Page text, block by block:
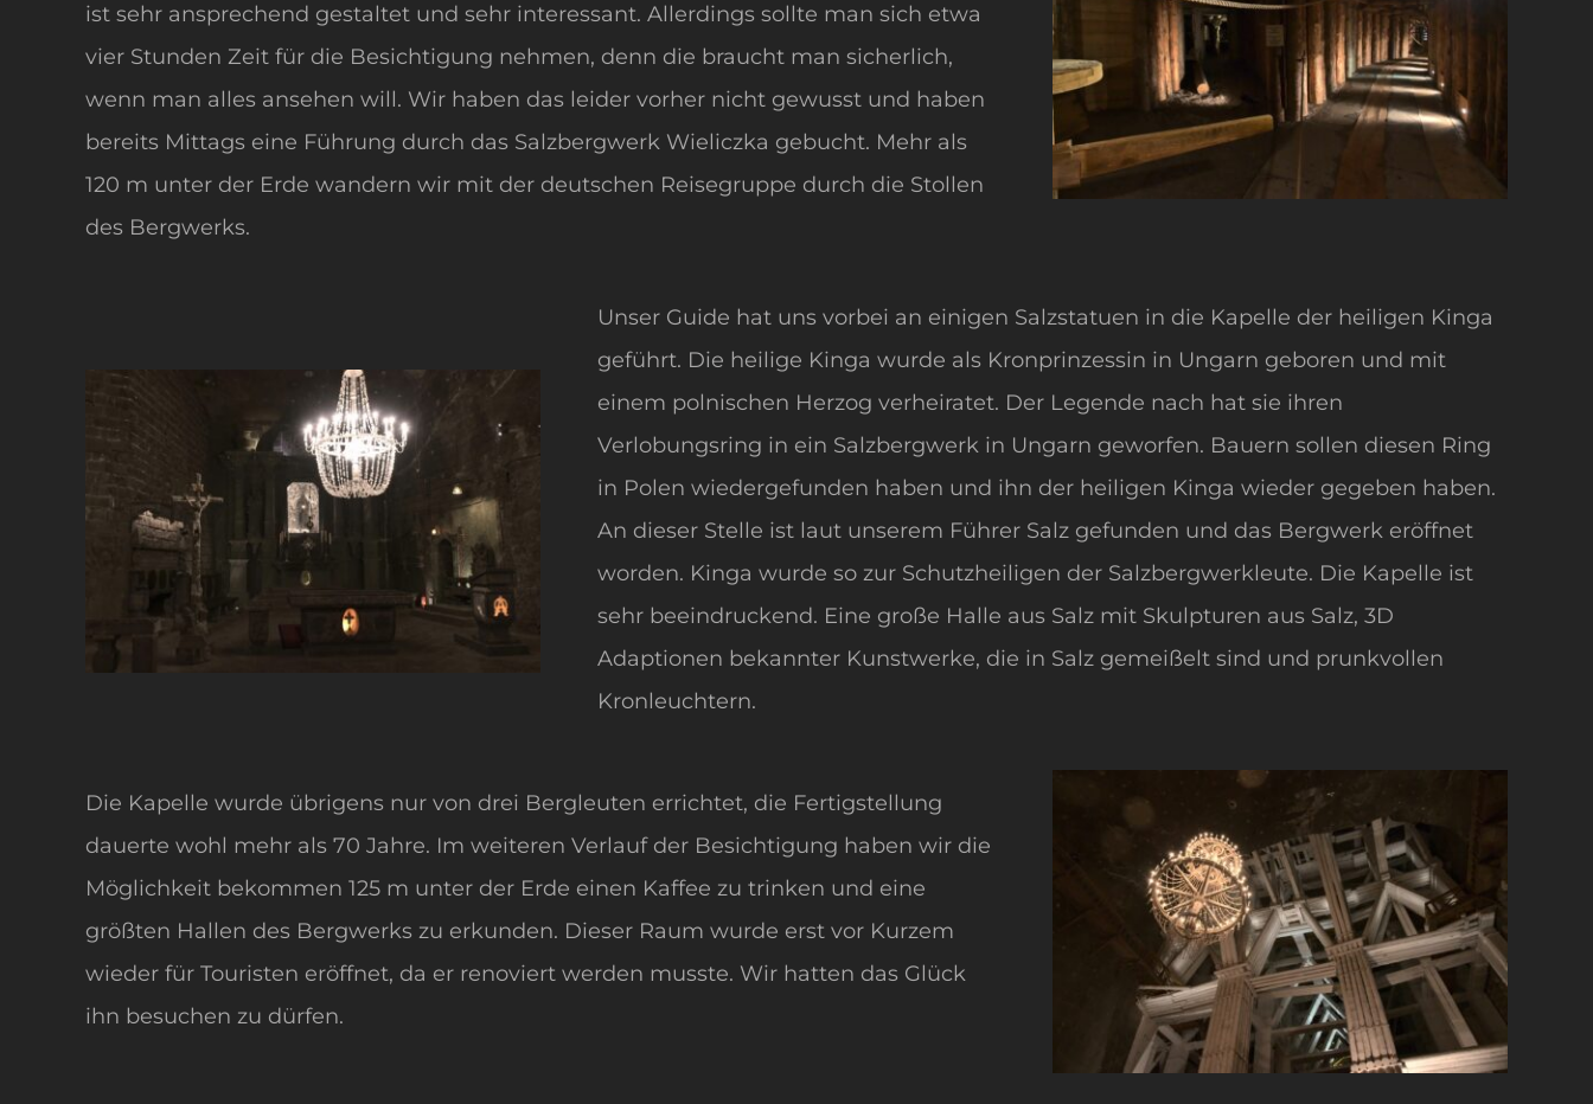
ist sehr ansprechend gestaltet und sehr interessant. Allerdings sollte man sich etwa
vier Stunden Zeit für die Besichtigung nehmen, denn die braucht man sicherlich,
wenn man alles ansehen will. Wir haben das leider vorher nicht gewusst und haben
bereits Mittags eine Führung durch das Salzbergwerk Wieliczka gebucht. Mehr als
120 m unter der Erde wandern wir mit der deutschen Reisegruppe durch die Stollen
des Bergwerks.
Unser Guide hat uns vorbei an einigen Salzstatuen in die Kapelle der heiligen Kinga
geführt. Die heilige Kinga wurde als Kronprinzessin in Ungarn geboren und mit
einem polnischen Herzog verheiratet. Der Legende nach hat sie ihren
Verlobungsring in ein Salzbergwerk in Ungarn geworfen. Bauern sollen diesen Ring
in Polen wiedergefunden haben und ihn der heiligen Kinga wieder gegeben haben.
An dieser Stelle ist laut unserem Führer Salz gefunden und das Bergwerk eröffnet
worden. Kinga wurde so zur Schutzheiligen der Salzbergwerkleute. Die Kapelle ist
sehr beeindruckend. Eine große Halle aus Salz mit Skulpturen aus Salz, 3D
Adaptionen bekannter Kunstwerke, die in Salz gemeißelt sind und prunkvollen
Kronleuchtern.
Die Kapelle wurde übrigens nur von drei Bergleuten errichtet, die Fertigstellung
dauerte wohl mehr als 70 Jahre. Im weiteren Verlauf der Besichtigung haben wir die
Möglichkeit bekommen 125 m unter der Erde einen Kaffee zu trinken und eine
größten Hallen des Bergwerks zu erkunden. Dieser Raum wurde erst vor Kurzem
wieder für Touristen eröffnet, da er renoviert werden musste. Wir hatten das Glück
ihn besuchen zu dürfen.